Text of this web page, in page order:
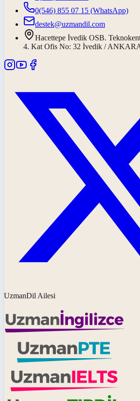
0(546) 855 07 15 (WhatsApp)
destek@uzmandil.com
Hacettepe İvedik OSB.
4. Kat Ofis No: 32 İvedik /
UzmanDil Ailesi